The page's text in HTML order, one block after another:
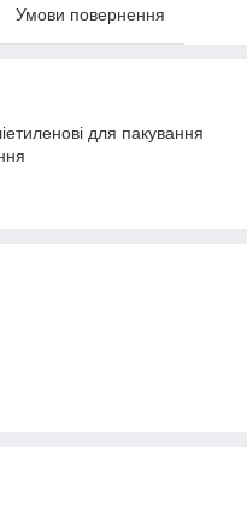
Умови повернення
для пакування